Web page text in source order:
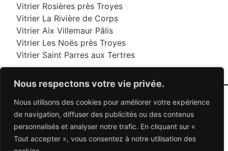
Nous respectons votre vie privée.
Nous utilisons des cookies pour améliorer votre expérience
de navigation, diffuser des publicités ou des contenus
personnalisés et analyser notre trafic. En cliquant sur «
Tout accepter », vous consentez à notre utilisation des
Vitrier Rosières près Troyes
Vitrier La Rivière de Corps
Vitrier Aix Villemaur Pâlis
Vitrier Les Noës près Troyes
Vitrier Saint Parres aux Tertres
06 95 95 70 70
© 2026 Dépannage Vitrier - Tous droits réservés